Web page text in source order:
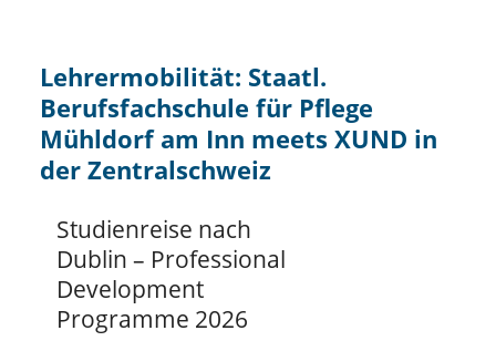
Lehrermobilität: Staatl.
Berufsfachschule für Pflege
Mühldorf am Inn meets XUND in
der Zentralschweiz
Studienreise nach
Dublin – Professional
Development
Programme 2026